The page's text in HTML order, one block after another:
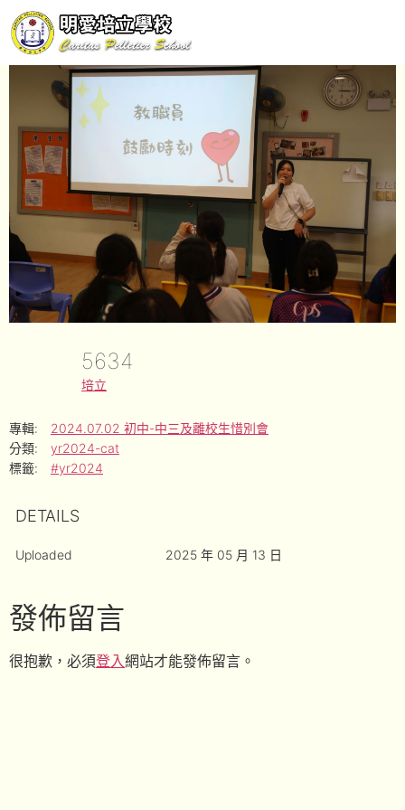
5634
培立
專輯:
2024.07.02 初中-中三及離校生惜別會
分類:
yr2024-cat
標籤:
#yr2024
DETAILS
Uploaded 2025 年 05 月 13 日
發佈留言
很抱歉，必須登入網站才能發佈留言。